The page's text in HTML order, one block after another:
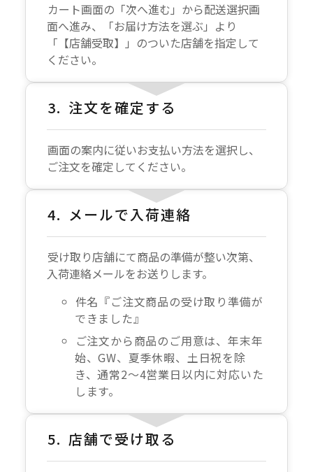
カート画面の「次へ進む」から配送選択画
面へ進み、「お届け方法を選ぶ」より
「【店舗受取】」のついた店舗を指定して
ください。
注文を確定する
画面の案内に従いお支払い方法を選択し、
ご注文を確定してください。
メールで入荷連絡
受け取り店舗にて商品の準備が整い次第、
入荷連絡メールをお送りします。
件名『ご注文商品の受け取り準備が
できました』
ご注文から商品のご用意は、年末年
始、GW、夏季休暇、土日祝を除
き、通常2～4営業日以内に対応いた
します。
店舗で受け取る